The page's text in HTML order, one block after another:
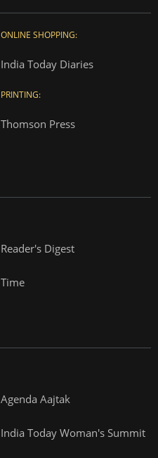
ONLINE SHOPPING:
India Today Diaries
PRINTING:
Thomson Press
Reader's Digest
Time
Agenda Aajtak
India Today Woman's Summit